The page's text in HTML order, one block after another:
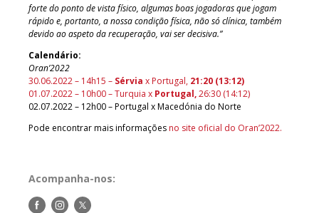
forte do ponto de vista físico, algumas boas jogadoras que jogam
rápido e, portanto, a nossa condição física, não só clínica, também
devido ao aspeto da recuperação, vai ser decisiva.”
Calendário:
Oran’2022
30.06.2022 – 14h15 – Sérvia x Portugal, 21:20 (13:12)
01.07.2022 – 10h00 – Turquia x Portugal,26:30 (14:12)
02.07.2022 – 12h00 – Portugal x Macedónia do Norte
Pode encontrar mais informações no site oficial do Oran’2022.
Acompanha-nos:
Siga-Siga-Siga-